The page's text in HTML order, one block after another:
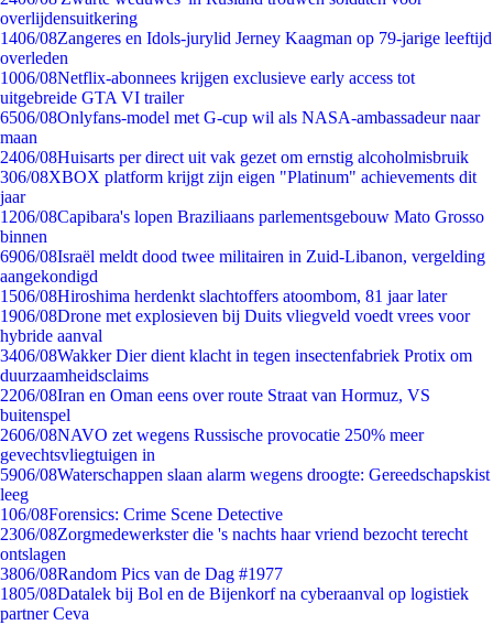
overlijdensuitkering
1406/08Zangeres en Idols-jurylid Jerney Kaagman op 79-jarige leeftijd
overleden
1006/08Netflix-abonnees krijgen exclusieve early access tot
uitgebreide GTA VI trailer
6506/08Onlyfans-model met G-cup wil als NASA-ambassadeur naar
maan
2406/08Huisarts per direct uit vak gezet om ernstig alcoholmisbruik
306/08XBOX platform krijgt zijn eigen "Platinum" achievements dit
jaar
1206/08Capibara's lopen Braziliaans parlementsgebouw Mato Grosso
binnen
6906/08Israël meldt dood twee militairen in Zuid-Libanon, vergelding
aangekondigd
1506/08Hiroshima herdenkt slachtoffers atoombom, 81 jaar later
1906/08Drone met explosieven bij Duits vliegveld voedt vrees voor
hybride aanval
3406/08Wakker Dier dient klacht in tegen insectenfabriek Protix om
duurzaamheidsclaims
2206/08Iran en Oman eens over route Straat van Hormuz, VS
buitenspel
2606/08NAVO zet wegens Russische provocatie 250% meer
gevechtsvliegtuigen in
5906/08Waterschappen slaan alarm wegens droogte: Gereedschapskist
leeg
106/08Forensics: Crime Scene Detective
2306/08Zorgmedewerkster die 's nachts haar vriend bezocht terecht
ontslagen
3806/08Random Pics van de Dag #1977
1805/08Datalek bij Bol en de Bijenkorf na cyberaanval op logistiek
partner Ceva